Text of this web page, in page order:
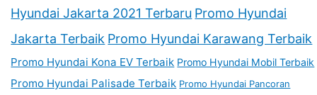
Hyundai Jakarta 2021 Terbaru Promo Hyundai
Jakarta Terbaik Promo Hyundai Karawang Terbaik
Promo Hyundai Kona EV Terbaik Promo Hyundai Mobil Terbaik
Promo Hyundai Palisade Terbaik Promo Hyundai Pancoran